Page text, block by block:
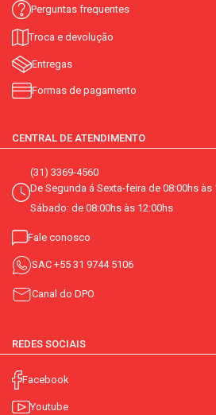
Perguntas frequentes
Troca e devolução
Entregas
Formas de pagamento
CENTRAL DE ATENDIMENTO
(31) 3369-4560
De Segunda á Sexta-feira de 08:00hs às
Sábado: de 08:00hs às 12:00hs
Fale conosco
SAC +55 31 9744 5106
Canal do DPO
REDES SOCIAIS
Facebook
Youtube